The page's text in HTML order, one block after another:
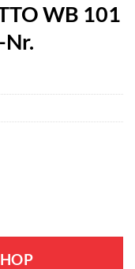
WB 101